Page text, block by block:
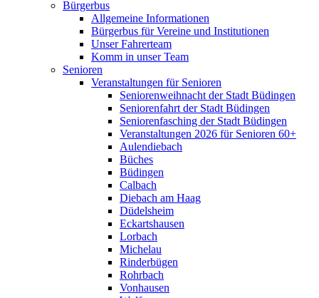
Bürgerbus
Allgemeine Informationen
Bürgerbus für Vereine und Institutionen
Unser Fahrerteam
Komm in unser Team
Senioren
Veranstaltungen für Senioren
Seniorenweihnacht der Stadt Büdingen
Seniorenfahrt der Stadt Büdingen
Seniorenfasching der Stadt Büdingen
Veranstaltungen 2026 für Senioren 60+
Aulendiebach
Büches
Büdingen
Calbach
Diebach am Haag
Düdelsheim
Eckartshausen
Lorbach
Michelau
Rinderbügen
Rohrbach
Vonhausen